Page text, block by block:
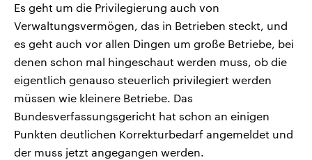
Es geht um die Privilegierung auch von
Verwaltungsvermögen, das in Betrieben steckt, und
es geht auch vor allen Dingen um große Betriebe, bei
denen schon mal hingeschaut werden muss, ob die
eigentlich genauso steuerlich privilegiert werden
müssen wie kleinere Betriebe. Das
Bundesverfassungsgericht hat schon an einigen
Punkten deutlichen Korrekturbedarf angemeldet und
der muss jetzt angegangen werden.